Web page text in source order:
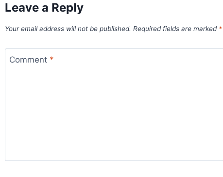
Leave a Reply
Your email address will not be published. Required fields are marked *
Comment *